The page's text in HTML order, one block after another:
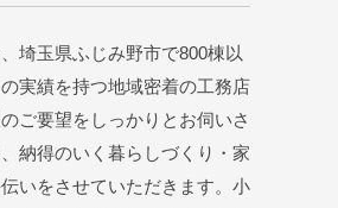
埼玉県ふじみ野市で800棟以
の実績を持つ地域密着の工務店
ご要望をしっかりとお伺いさ
納得のいく暮らしづくり・家
いをさせていただきます。小